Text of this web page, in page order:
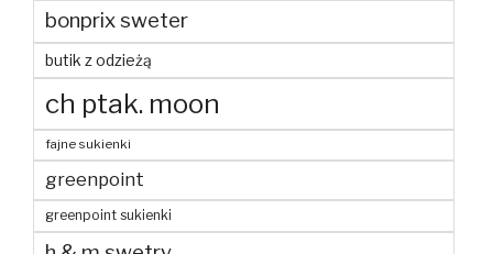
bonprix sweter
butik z odzieżą
ch ptak. moon
fajne sukienki
greenpoint
greenpoint sukienki